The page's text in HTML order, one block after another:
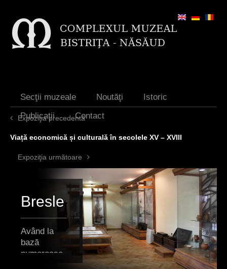
Secţii muzeale Noutăţi
Istoric
Publicaţii
Contact
Expoziţia precedentă
Viață economică și culturală în secolele XV – XVIII
Expoziţia următoare
Bresle
Având la
bază
numeroase